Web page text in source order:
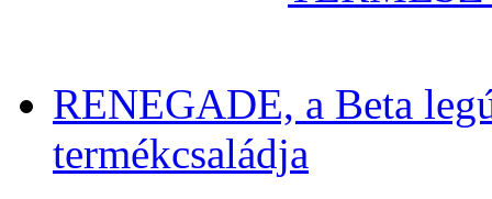
RENEGADE, a Beta
termékcsaládja